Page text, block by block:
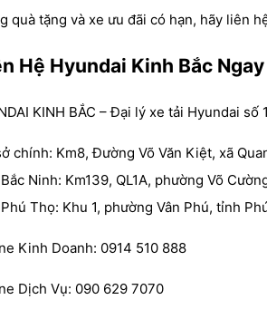
quà tặng và xe ưu đãi có hạn, hãy liên
Hệ Hyundai Kinh Bắc Ngay
KINH BẮC – Đại lý xe tải Hyundai số
chính: Km8, Đường Võ Văn Kiệt, xã
Ninh: Km139, QL1A, phường Võ
Phú Thọ: Khu 1, phường Vân Phú, tỉnh
Kinh Doanh: 0914 510 888
Dịch Vụ: 090 629 7070